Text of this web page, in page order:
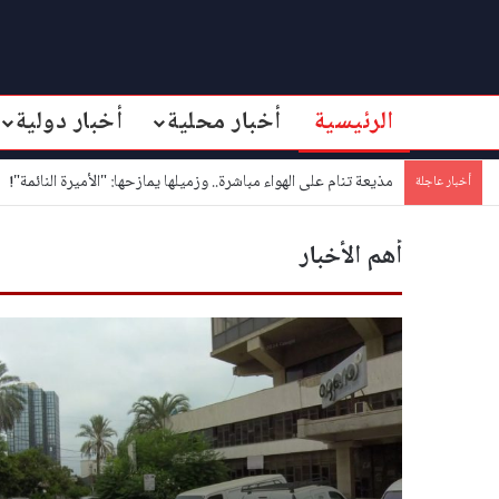
الرئيسية أخبار محلية أخبار دولية
أخبار عاجلة مذيعة تنام على الهواء مباشرة.. وزميلها يمازحها: "الأميرة النائمة"!
أهم الأخبار